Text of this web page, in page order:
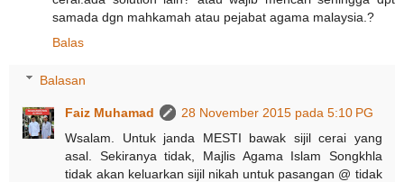
samada dgn mahkamah atau pejabat agama malaysia.?
Balas
Balasan
Faiz Muhamad
28 November 2015 pada 5:10 PG
Wsalam. Untuk janda MESTI bawak sijil cerai yang
asal. Sekiranya tidak, Majlis Agama Islam Songkhla
tidak akan keluarkan sijil nikah untuk pasangan @ tidak